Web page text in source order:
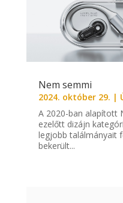
Nem semmi
2024. október 29. |
A 2020-ban alapított
ezelőtt dizájn
legjobb találmányait
bekerült...